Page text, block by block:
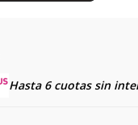
Hasta 6 cuotas sin